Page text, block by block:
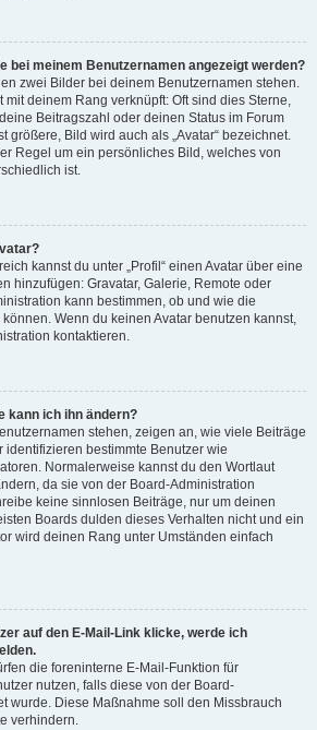
bei meinem Benutzernamen angezeigt werden?
zwei Bilder bei deinem Benutzernamen stehen.
mit deinem Rang verknüpft: Oft sind dies Sterne,
Beitragszahl oder deinen Status im Forum
größere, Bild wird auch als „Avatar“ bezeichnet.
Regel um ein persönliches Bild, welches von
ist.
kannst du unter „Profil“ einen Avatar über eine
hinzufügen: Gravatar, Galerie, Remote oder
kann bestimmen, ob und wie die
Wenn du keinen Avatar benutzen kannst,
kontaktieren.
kann ich ihn ändern?
stehen, zeigen an, wie viele Beiträge
identifizieren bestimmte Benutzer wie
Normalerweise kannst du den Wortlaut
da sie von der Board-Administration
keine sinnlosen Beiträge, nur um deinen
Boards dulden dieses Verhalten nicht und ein
wird deinen Rang unter Umständen einfach
auf den E-Mail-Link klicke, werde ich
die foreninterne E-Mail-Funktion für
nutzen, falls diese von der Board-
wurde. Diese Maßnahme soll den Missbrauch
verhindern.